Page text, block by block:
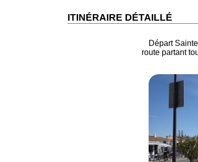
ITINÉRAIRE DÉTAILLÉ
Départ
route partant